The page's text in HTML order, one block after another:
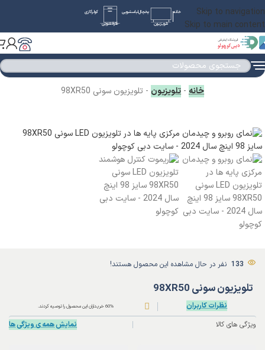
Skip to navigation
Skip to main content
خانه
تلویزیون
یخچاللباسشویی
ظرفشویی
کولرگازی
خانه - تلویزیون - تلویزیون سونی 98XR50
133 نفر در حال مشاهده این محصول هستند!
تلویزیون سونی 98XR50
نظرات کاربران 60% خریداران این محصول را توصیه کردند.
ویژگی های کالا نمایش همه ی ویژگی ها